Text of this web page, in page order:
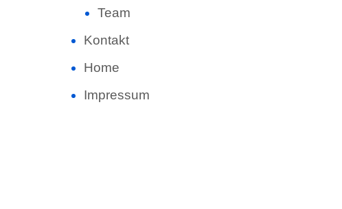
Team
Kontakt
Home
Impressum